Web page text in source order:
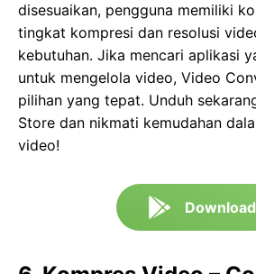
disesuaikan, pengguna memiliki
tingkat kompresi dan resolusi
kebutuhan. Jika mencari aplikasi
untuk mengelola video, Video
pilihan yang tepat. Unduh
Store dan nikmati kemudahan
video!
Download